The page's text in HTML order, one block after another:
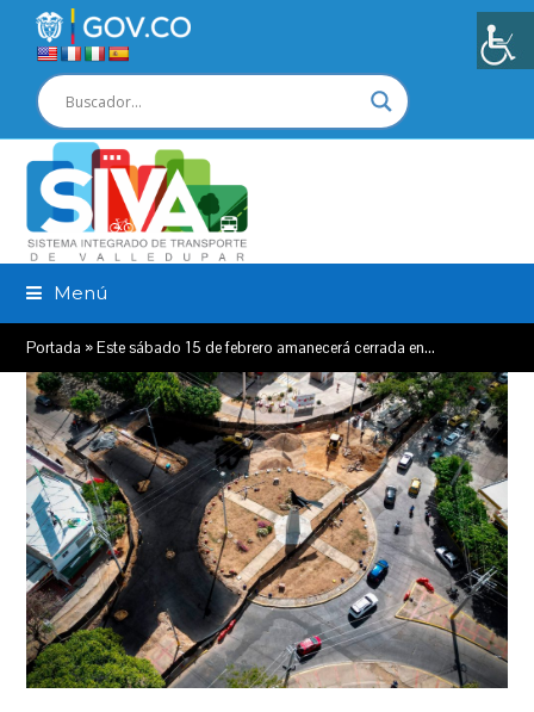
Menú
Portada »Este sábado 15 de febrero amanecerá cerrada en…